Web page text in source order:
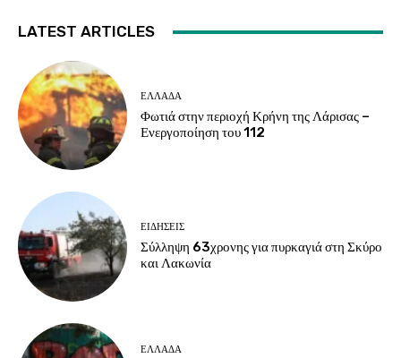
LATEST ARTICLES
ΕΛΛΑΔΑ
Φωτιά στην περιοχή Κρήνη της Λάρισας –
Ενεργοποίηση του 112
ΕΙΔΗΣΕΙΣ
Σύλληψη 63χρονης για πυρκαγιά στη Σκύρο
και Λακωνία
ΕΛΛΑΔΑ